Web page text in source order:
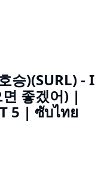
승)(SURL) - I
좋겠어) |
5 | ซับไทย